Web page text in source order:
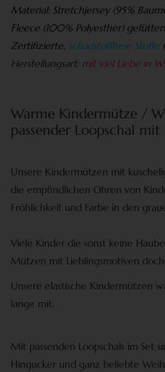
Material: Stretchjersey (95%
Fleece (100% Polyesther)
Zertifizierte, schadstofffreie Stoffe (
Herstellungsart: mit viel Liebe in
Warme Kindermütze /
passender Loopschal
Unsere Kindermützen mit
die empfindlichen Ohren von
Fröhlichkeit und Farbe in den
Viele Kinder die sonst keine
Mützen mit Lieblingsmotiven
Unsere elastische Kindermützen
lange mit.
Mit passenden Loopschals im Set
Hingucker und ganz beliebte